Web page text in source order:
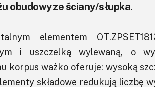
obudowy ze ściany/słupka.
elementem
i uszczelką wylewaną, o
korpus ważko oferuje: wysoką
składowe redukują liczbę